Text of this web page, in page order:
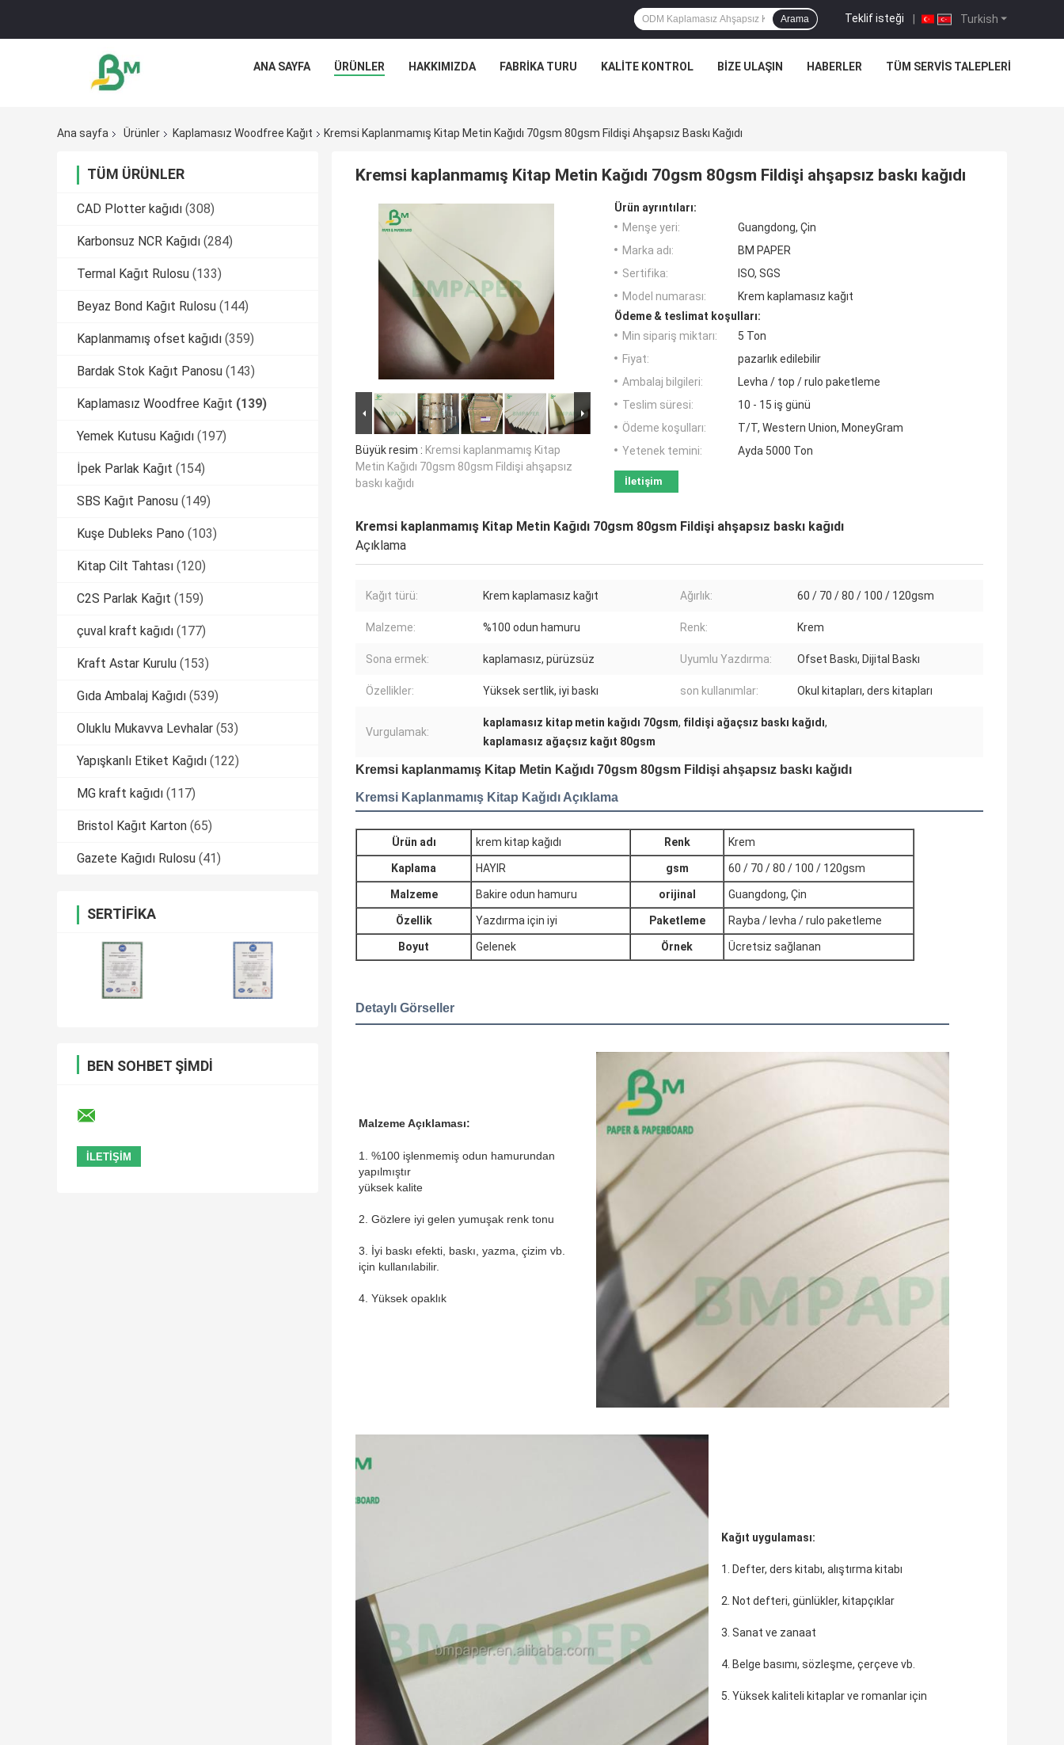
Turkish
Teklif isteği |
Arama
ANA SAYFA ÜRÜNLER HAKKIMIZDA FABRIKA TURU KALITE KONTROL BIZE ULAŞIN HABERLER TÜM SERVIS TALEPLERI
Ana sayfa Ürünler Kaplamasız Woodfree Kağıt Kremsi Kaplanmamış Kitap Metin Kağıdı 70gsm 80gsm Fildişi Ahşapsız Baskı Kağıdı
TÜM ÜRÜNLER
CAD Plotter kağıdı (308)
Karbonsuz NCR Kağıdı (284)
Termal Kağıt Rulosu (133)
Beyaz Bond Kağıt Rulosu (144)
Kaplanmamış ofset kağıdı (359)
Bardak Stok Kağıt Panosu (143)
Kaplamasız Woodfree Kağıt (139)
Yemek Kutusu Kağıdı (197)
İpek Parlak Kağıt (154)
SBS Kağıt Panosu (149)
Kuşe Dubleks Pano (103)
Kitap Cilt Tahtası (120)
C2S Parlak Kağıt (159)
çuval kraft kağıdı (177)
Kraft Astar Kurulu (153)
Gıda Ambalaj Kağıdı (539)
Oluklu Mukavva Levhalar (53)
Yapışkanlı Etiket Kağıdı (122)
MG kraft kağıdı (117)
Bristol Kağıt Karton (65)
Gazete Kağıdı Rulosu (41)
SERTIFIKA
BEN SOHBET ŞIMDI
Kremsi kaplanmamış Kitap Metin Kağıdı 70gsm 80gsm Fildişi ahşapsız baskı kağıdı
Büyük resim : Kremsi kaplanmamış Kitap
Metin Kağıdı 70gsm 80gsm Fildişi ahşapsız
baskı kağıdı
Ürün ayrıntıları:
Menşe yeri:
Guangdong, Çin
Marka adı:
BM PAPER
Sertifika:
ISO, SGS
Model numarası:
Krem kaplamasız kağıt
Ödeme & teslimat koşulları:
Min sipariş miktarı:
5 Ton
Fiyat:
pazarlık edilebilir
Ambalaj bilgileri:
Levha / top / rulo paketleme
Teslim süresi:
10 - 15 iş günü
Ödeme koşulları:
T/T, Western Union, MoneyGram
Yetenek temini:
Ayda 5000 Ton
İletişim
Kremsi kaplanmamış Kitap Metin Kağıdı 70gsm 80gsm Fildişi ahşapsız baskı kağıdı
Açıklama
Kağıt türü: Krem kaplamasız kağıt Ağırlık: 60 / 70 / 80 / 100 / 120gsm
Malzeme: %100 odun hamuru Renk: Krem
Sona ermek: kaplamasız, pürüzsüz Uyumlu Yazdırma: Ofset Baskı, Dijital Baskı
Özellikler: Yüksek sertlik, iyi baskı son kullanımlar: Okul kitapları, ders kitapları
Vurgulamak:
kaplamasız kitap metin kağıdı 70gsm, fildişi ağaçsız baskı kağıdı,
kaplamasız ağaçsız kağıt 80gsm
Kremsi kaplanmamış Kitap Metin Kağıdı 70gsm 80gsm Fildişi ahşapsız baskı kağıdı
Kremsi Kaplanmamış Kitap Kağıdı Açıklama
Ürün adı krem kitap kağıdı Renk Krem
Kaplama HAYIR gsm 60 / 70 / 80 / 100 / 120gsm
Malzeme Bakire odun hamuru orijinal Guangdong, Çin
Özellik Yazdırma için iyi Paketleme Rayba / levha / rulo paketleme
Boyut Gelenek Örnek Ücretsiz sağlanan
Detaylı Görseller
Malzeme Açıklaması:
1. %100 işlenmemiş odun hamurundan
yapılmıştır
yüksek kalite
2. Gözlere iyi gelen yumuşak renk tonu
3. İyi baskı efekti, baskı, yazma, çizim vb.
için kullanılabilir.
4. Yüksek opaklık
Kağıt uygulaması:
1. Defter, ders kitabı, alıştırma kitabı
2. Not defteri, günlükler, kitapçıklar
3. Sanat ve zanaat
4. Belge basımı, sözleşme, çerçeve vb.
5. Yüksek kaliteli kitaplar ve romanlar için